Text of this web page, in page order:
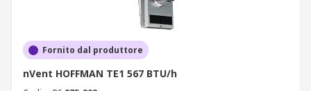
Fornito dal produttore
nVent HOFFMAN TE1 567 BTU/h